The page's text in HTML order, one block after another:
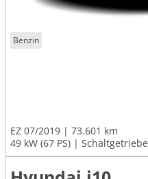
Benzin
EZ 07/2019
73.601 km
49 kW (67 PS)
Schaltgetriebe